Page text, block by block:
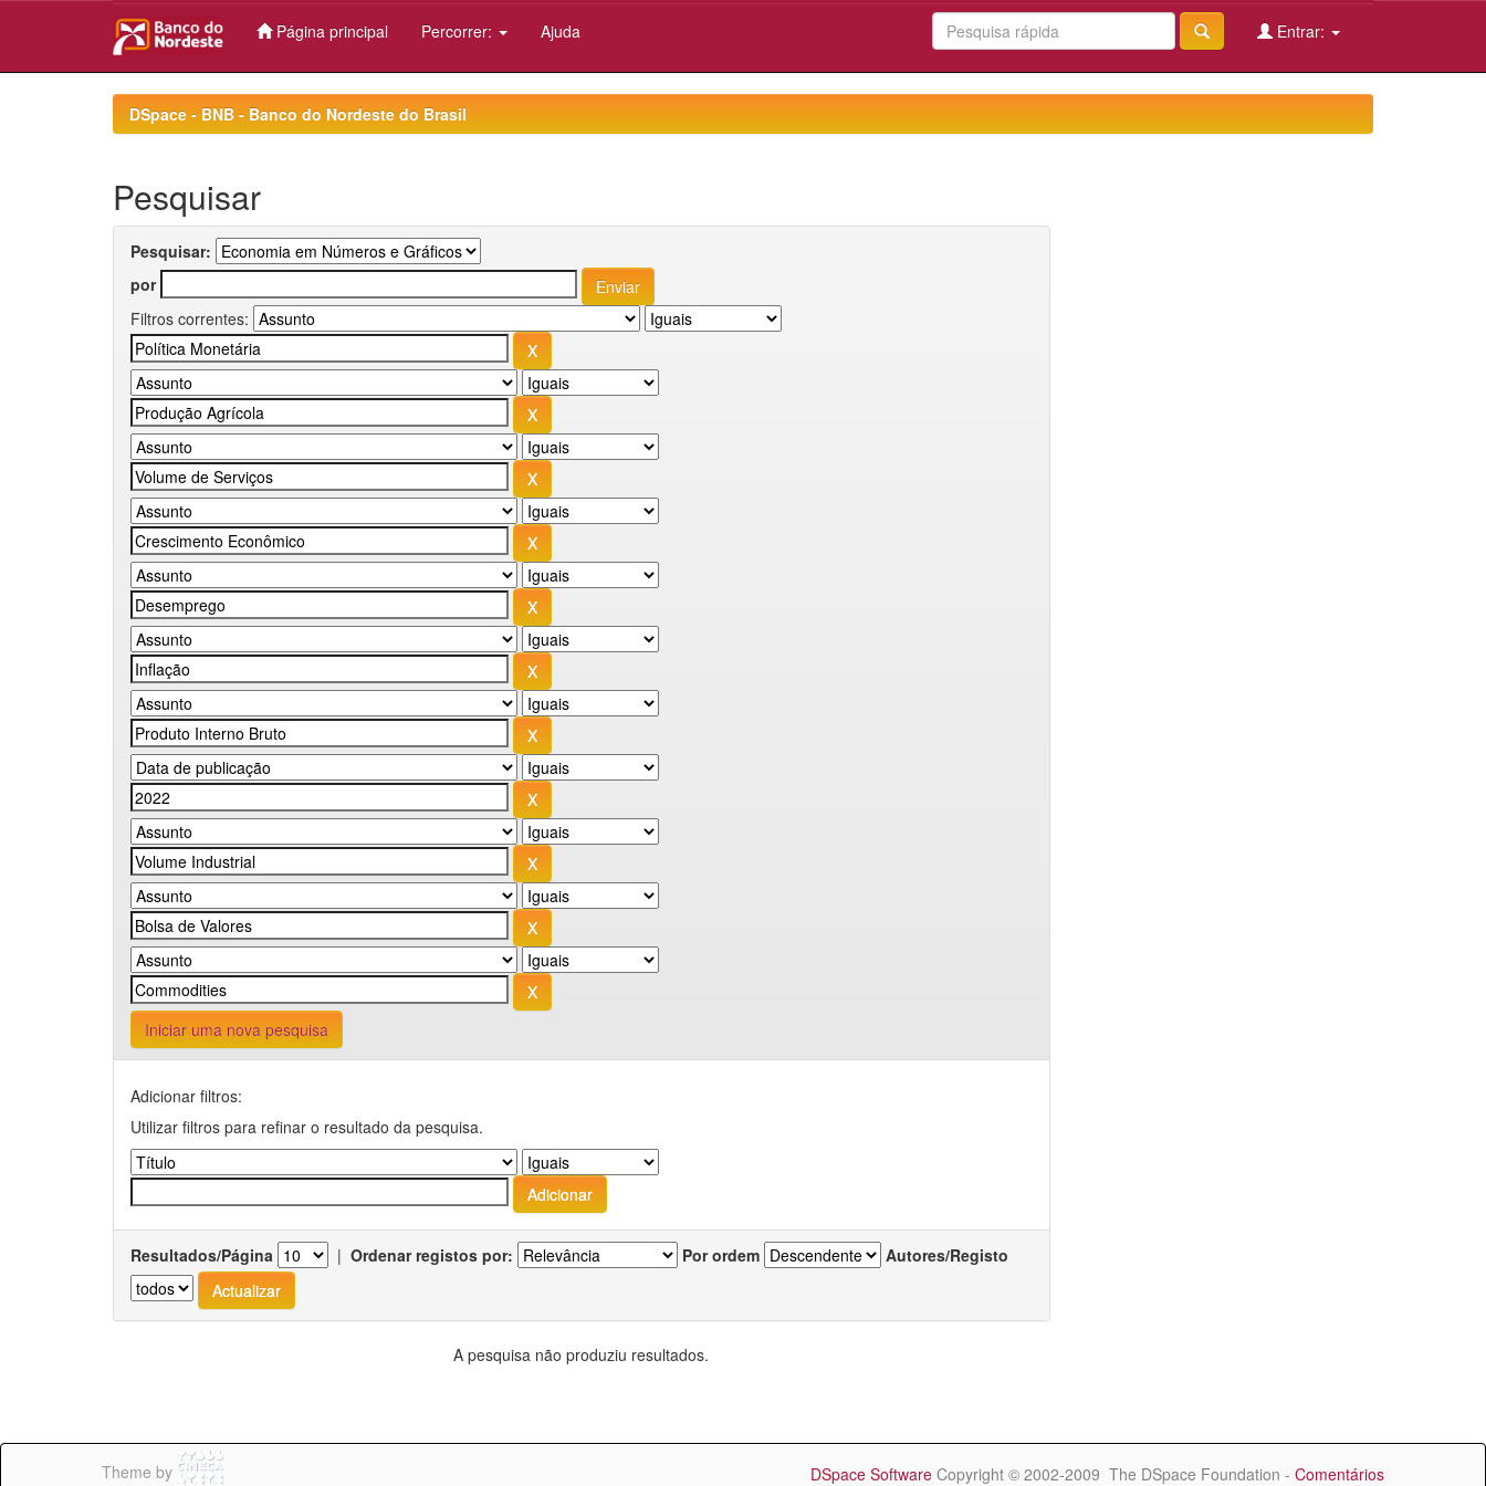
Página principal Percorrer: Ajuda Entrar:
DSpace - BNB - Banco do Nordeste do Brasil
Pesquisar
Pesquisar:
por
Filtros correntes:
Iniciar uma nova pesquisa
Adicionar filtros:
Utilizar filtros para refinar o resultado da pesquisa.
Resultados/Página | Ordenar registos por: Por ordem Autores/Registo
A pesquisa não produziu resultados.
Theme by DSpace Software Copyright © 2002-2009 The DSpace Foundation - Comentários